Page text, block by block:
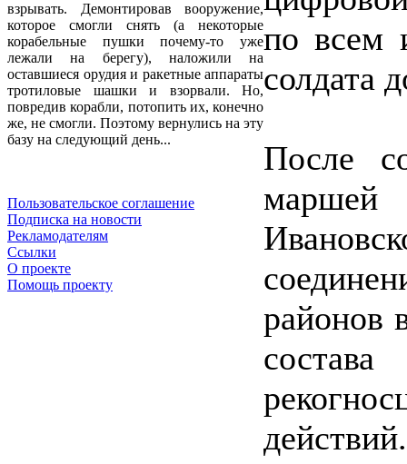
взрывать. Демонтировав вооружение,
которое смогли снять (а некоторые
корабельные пушки почему-то уже
лежали на берегу), наложили на
оставшиеся орудия и ракетные аппараты
тротиловые шашки и взорвали. Но,
повредив корабли, потопить их, конечно
же, не смогли. Поэтому вернулись на эту
базу на следующий день...
Пользовательское соглашение
Подписка на новости
Рекламодателям
Ссылки
О проекте
Помощь проекту
по всем
солдата
После
районов
действий.